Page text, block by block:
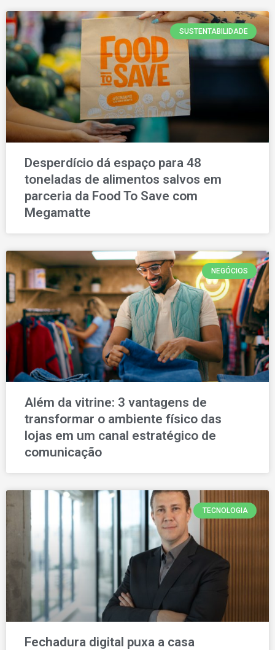
SUSTENTABILIDADE
Desperdício dá espaço para 48
toneladas de alimentos salvos em
parceria da Food To Save com
Megamatte
NEGÓCIOS
Além da vitrine: 3 vantagens de
transformar o ambiente físico das
lojas em um canal estratégico de
comunicação
TECNOLOGIA
Fechadura digital puxa a casa